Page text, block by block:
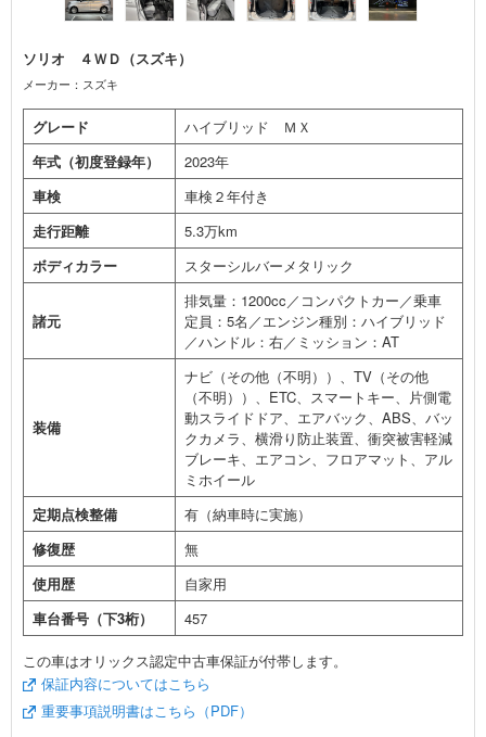
ソリオ ４ＷＤ（スズキ）
メーカー：スズキ
グレード
ハイブリッド ＭＸ
年式（初度登録年）
2023年
車検
車検２年付き
走行距離
5.3万km
ボディカラー
スターシルバーメタリック
諸元
排気量：1200cc／コンパクトカー／乗車
定員：5名／エンジン種別：ハイブリッド
／ハンドル：右／ミッション：AT
装備
ナビ（その他（不明））、TV（その他
（不明））、ETC、スマートキー、片側電
動スライドドア、エアバック、ABS、バッ
クカメラ、横滑り防止装置、衝突被害軽減
ブレーキ、エアコン、フロアマット、アル
ミホイール
定期点検整備
有（納車時に実施）
修復歴
無
使用歴
自家用
車台番号（下3桁）
457
この車はオリックス認定中古車保証が付帯します。
保証内容についてはこちら
重要事項説明書はこちら（PDF）